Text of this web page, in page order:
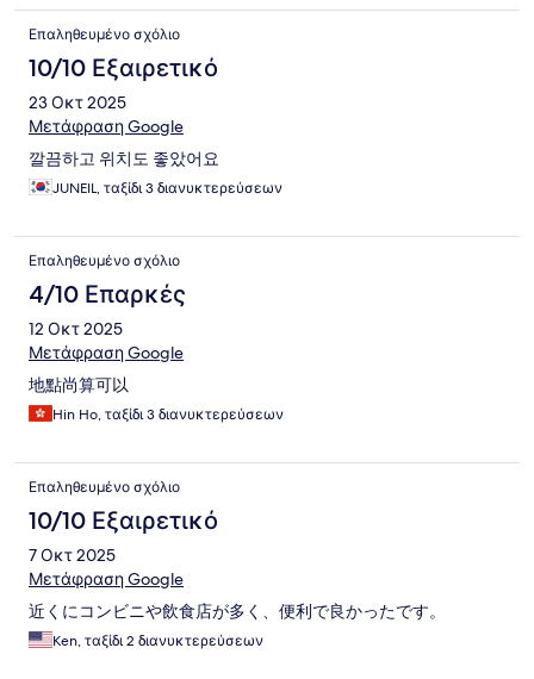
Επαληθευμένο σχόλιο
10/10 Εξαιρετικό
23 Οκτ 2025
Μετάφραση Google
깔끔하고 위치도 좋았어요
JUNEIL, ταξίδι 3 διανυκτερεύσεων
Επαληθευμένο σχόλιο
4/10 Επαρκές
12 Οκτ 2025
Μετάφραση Google
地點尚算可以
Hin Ho, ταξίδι 3 διανυκτερεύσεων
Επαληθευμένο σχόλιο
10/10 Εξαιρετικό
7 Οκτ 2025
Μετάφραση Google
近くにコンビニや飲食店が多く、便利で良かったです。
Ken, ταξίδι 2 διανυκτερεύσεων